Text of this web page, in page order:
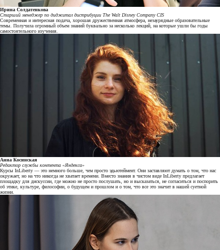
Ирина Солдатенкова
Старший менеджер по диджитал дистрибуции The Walt Disney Company CIS
Современная и интересная подача, хорошая дружественная атмосфера, незаурядные образовательные
темы. Получила огромный объем знаний буквально за несколько лекций, на которые ушли бы годы
самостоятельного изучения.
Анна Косинская
Редактор службы контента «Яндекса»
Курсы InLiberty — это немного больше, чем просто эдьютеймент. Они заставляют думать о том, что нас
окружает, но на что никогда не хватает времени. Вместо знания в чистом виде InLiberty предлагает
площадку для дискуссии, где можно не просто послушать, но и высказаться, не согласиться и поспорить
об этике, культуре, философии, о будущем и прошлом и о том, что все это значит в нашей суетной
жизни.